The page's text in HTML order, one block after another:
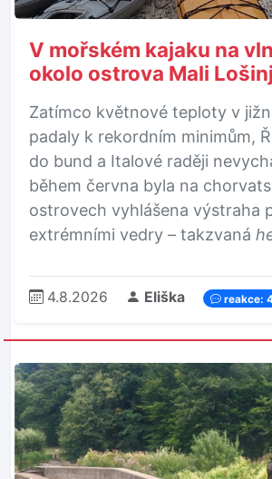
V mořském kajaku na
okolo ostrova Mali Lošinj
Zatímco květnové teploty v
padaly k rekordním minimům,
do bund a Italové raději
během června byla na
ostrovech vyhlášena výstraha
extrémními vedry – takzvaná
4.8.2026 Eliška reakce: